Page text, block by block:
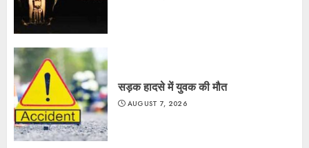
सड़क हादसे में युवक की मौत
AUGUST 7, 2026